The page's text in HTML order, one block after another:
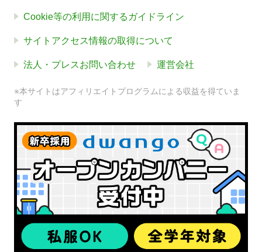
Cookie等の利用に関するガイドライン
サイトアクセス情報の取得について
法人・プレスお問い合わせ 運営会社
※本サイトはアフィリエイトプログラムによる収益を得ていま
す